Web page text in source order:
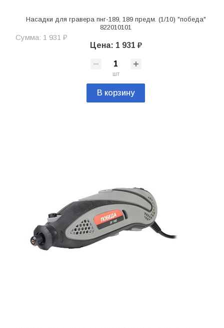
Насадки для гравера пнг-189, 189 предм. (1/10) "победа"
822010101
Сумма: 1 931 ₽
Цена: 1 931 ₽
шт
В корзину